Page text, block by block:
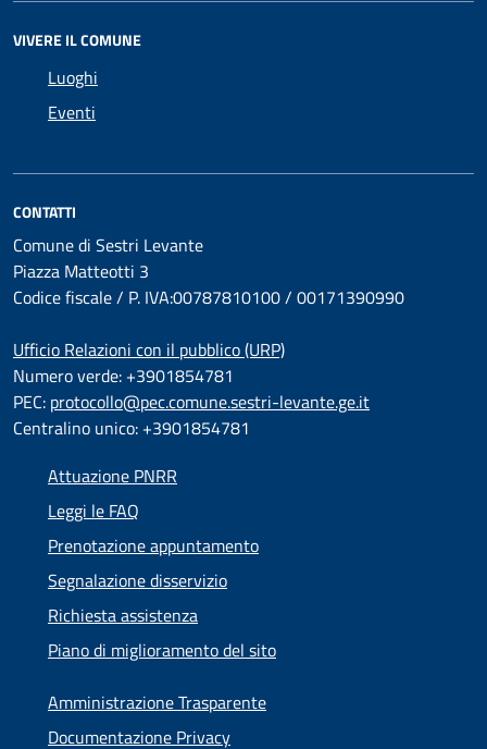
VIVERE IL COMUNE
Luoghi
Eventi
CONTATTI
Comune di Sestri Levante
Piazza Matteotti 3
Codice fiscale / P. IVA:00787810100 / 00171390990
Ufficio Relazioni con il pubblico (URP)
Numero verde: +3901854781
PEC: protocollo@pec.comune.sestri-levante.ge.it
Centralino unico: +3901854781
Attuazione PNRR
Leggi le FAQ
Prenotazione appuntamento
Segnalazione disservizio
Richiesta assistenza
Piano di miglioramento del sito
Amministrazione Trasparente
Documentazione Privacy